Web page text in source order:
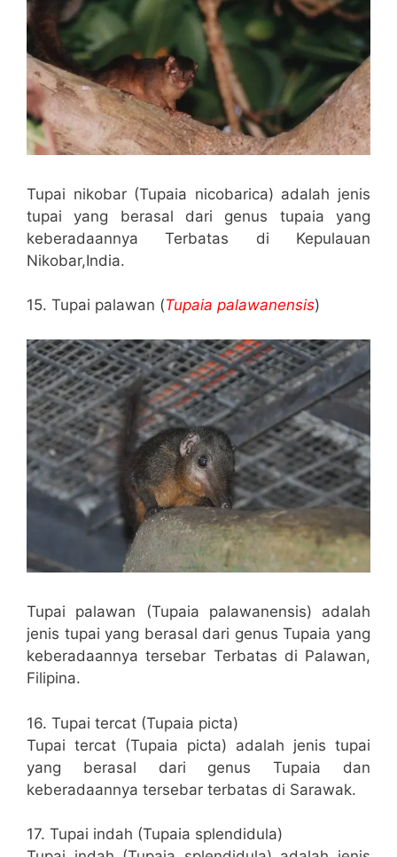
Tupai nikobar (Tupaia nicobarica) adalah jenis
tupai yang berasal dari genus tupaia yang
keberadaannya Terbatas di Kepulauan
Nikobar,India.
15. Tupai palawan (Tupaia palawanensis)
Tupai palawan (Tupaia palawanensis) adalah
jenis tupai yang berasal dari genus Tupaia yang
keberadaannya tersebar Terbatas di Palawan,
Filipina.
16. Tupai tercat (Tupaia picta)
Tupai tercat (Tupaia picta) adalah jenis tupai
yang berasal dari genus Tupaia dan
keberadaannya tersebar terbatas di Sarawak.
17. Tupai indah (Tupaia splendidula)